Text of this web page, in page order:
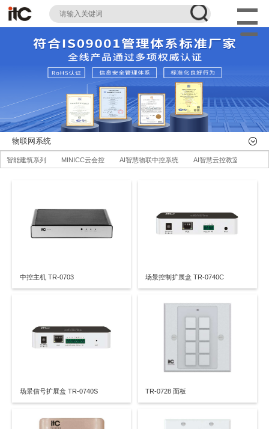
物联网系统
智能建筑系列 MINICC云会控 AI智慧物联中控系统 AI智慧云控教室系统
中控主机 TR-0703 场景控制扩展盒 TR-0740C
场景信号扩展盒 TR-0740S TR-0728 面板